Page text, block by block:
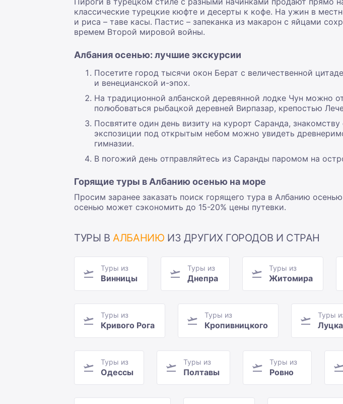
классические турецкие кюфте и десерты к кофе. На ужин в
и риса – таве касы. Пастис – запеканка из макарон с яйцами
времем Второй мировой войны.
Албания осенью: лучшие экскурсии
Посетите город тысячи окон Берат с величественной
и венецианской и-эпох.
На традиционной албанской деревянной лодке Чун можно
полюбоваться рыбацкой деревней Вирпазар, крепостью
Посвятите один день визиту на курорт Саранда,
экспозиции под открытым небом можно увидеть
гимназии.
В погожий день отправляйтесь из Саранды паромом на
Горящие туры в Албанию осенью на море
Просим заранее заказать поиск горящего тура в Албанию
осенью может сэкономить до 15-20% цены путевки.
ТУРЫ ВАЛБАНИЮ ИЗ ДРУГИХ ГОРОДОВ И СТРАН
Туры из
Винницы
Туры из
Днепра
Туры из
Житомира
Туры из
Кривого Рога
Туры из
Кропивницкого
Туры
Луцка
Туры из
Одессы
Туры из
Полтавы
Туры из
Ровно